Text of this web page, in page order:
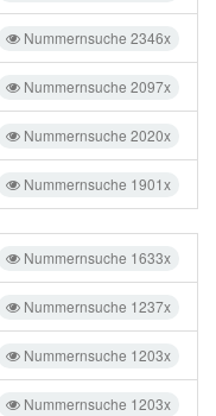
Nummernsuche 2346x
Nummernsuche 2097x
Nummernsuche 2020x
Nummernsuche 1901x
Nummernsuche 1633x
Nummernsuche 1237x
Nummernsuche 1203x
Nummernsuche 1203x